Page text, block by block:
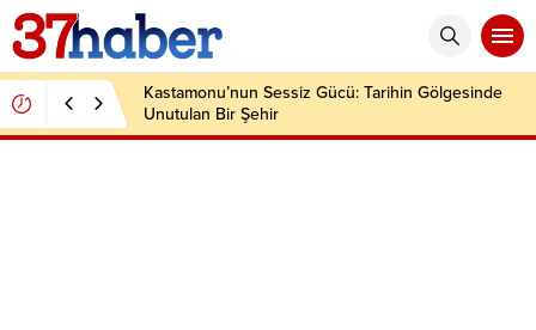
Kastamonu’nun Sessiz Gücü: Tarihin Gölgesinde
Unutulan Bir Şehir